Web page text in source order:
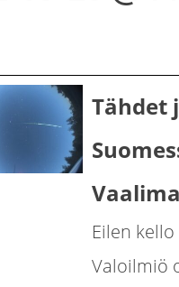
Tähdet
Eilen
Valoilmiö